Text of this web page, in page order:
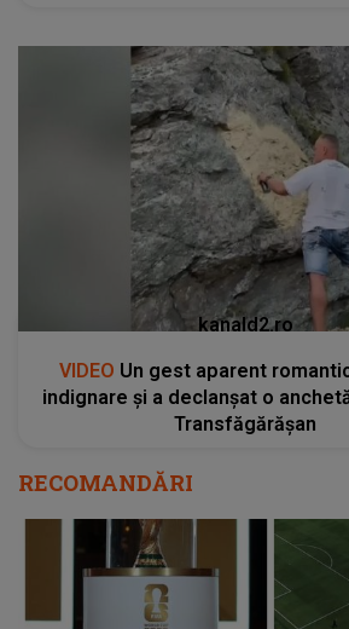
kanald2.ro
VIDEO Un gest aparent
indignare și a declanșat o
Transfăgărășan
RECOMANDĂRI